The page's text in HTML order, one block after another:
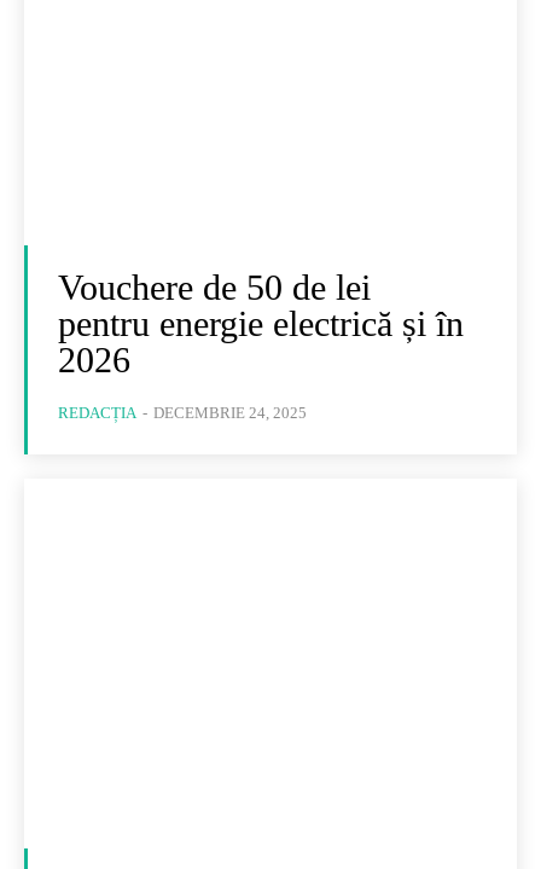
Vouchere de 50 de lei
pentru energie electrică și în
2026
REDACȚIA - DECEMBRIE 24, 2025